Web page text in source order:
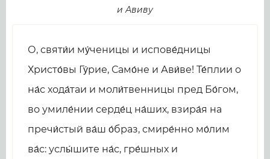
и Авиву
О, святи́и му́ченицы и испове́дницы
Христо́вы Гу́рие, Само́не и Ави́ве! Те́плии о
на́с хода́таи и моли́твенницы пред Бо́гом,
во умиле́нии серде́ц на́ших, взира́я на
пречи́стый ва́ш о́браз, смире́нно мо́лим
ва́с: услы́шите на́с, гре́шных и